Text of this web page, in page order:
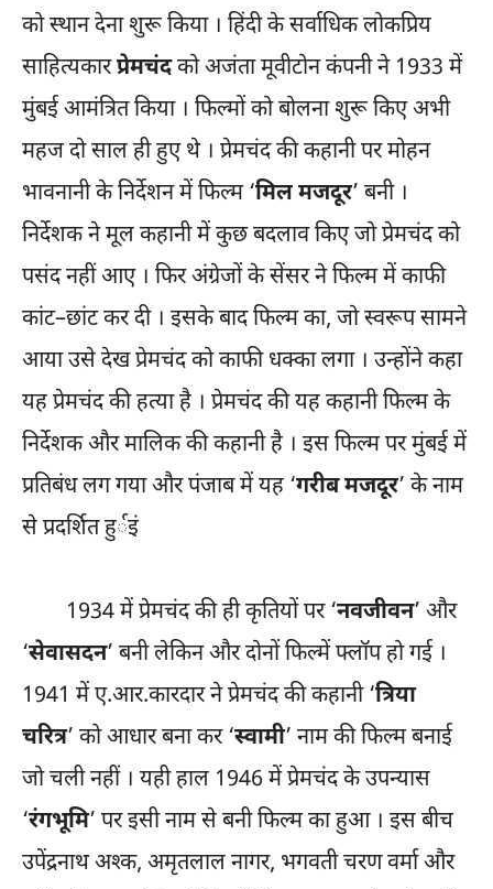
को स्थान देना शुरू किया । हिंदी के सर्वाधिक लोकप्रिय
साहित्यकारप्रेमचंदको अजंता मूवीटोन कंपनी ने 1933 में
मुंबई आमंत्रित किया । फिल्मों को बोलना शुरू किए अभी
महज दो साल ही हुए थे । प्रेमचंद की कहानी पर मोहन
भावनानी के निर्देशन में फिल्म ‘मिल मजदूर’ बनी ।
निर्देशक ने मूल कहानी में कुछ बदलाव किए जो प्रेमचंद को
पसंद नहीं आए । फिर अंग्रेजों के सेंसर ने फिल्म में काफी
कांट–छांट कर दी । इसके बाद फिल्म का, जो स्वरूप सामने
आया उसे देख प्रेमचंद को काफी धक्का लगा । उन्होंने कहा
यह प्रेमचंद की हत्या है । प्रेमचंद की यह कहानी फिल्म के
निर्देशक और मालिक की कहानी है । इस फिल्म पर मुंबई में
प्रतिबंध लग गया और पंजाब में यह ‘गरीब मजदूर’ के नाम
से प्रदर्शित हुर्इं
1934 में प्रेमचंद की ही कृतियों पर ‘नवजीवन’ और
‘सेवासदन’ बनी लेकिन और दोनों फिल्में फ्लॉप हो गई ।
1941 में ए.आर.कारदार ने प्रेमचंद की कहानी ‘त्रिया
चरित्र’ को आधार बना कर ‘स्वामी’ नाम की फिल्म बनाई
जो चली नहीं । यही हाल 1946 में प्रेमचंद के उपन्यास
‘रंगभूमि’ पर इसी नाम से बनी फिल्म का हुआ । इस बीच
उपेंद्रनाथ अश्क, अमृतलाल नागर, भगवती चरण वर्मा और